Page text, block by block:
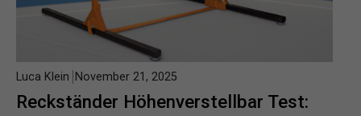
Reckständer Höhenverstellbar Test:
Luca Klein November 21, 2025